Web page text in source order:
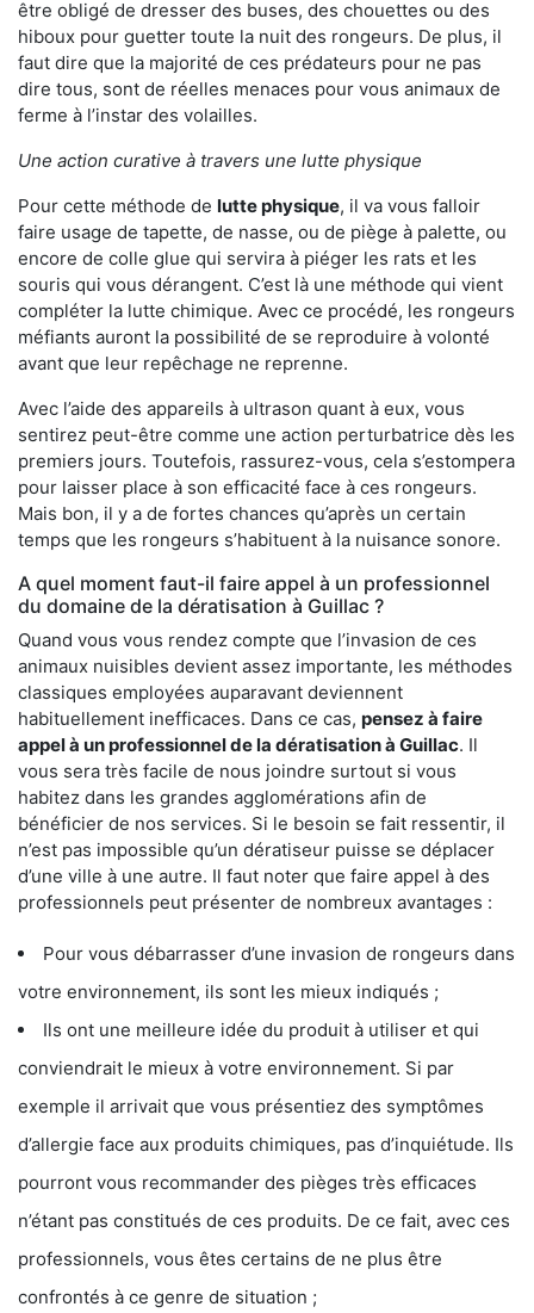
être obligé de dresser des buses, des chouettes ou des
hiboux pour guetter toute la nuit des rongeurs. De plus, il
faut dire que la majorité de ces prédateurs pour ne pas
dire tous, sont de réelles menaces pour vous animaux de
ferme à l’instar des volailles.
Une action curative à travers une lutte physique
Pour cette méthode de lutte physique, il va vous falloir
faire usage de tapette, de nasse, ou de piège à palette, ou
encore de colle glue qui servira à piéger les rats et les
souris qui vous dérangent. C’est là une méthode qui vient
compléter la lutte chimique. Avec ce procédé, les rongeurs
méfiants auront la possibilité de se reproduire à volonté
avant que leur repêchage ne reprenne.
Avec l’aide des appareils à ultrason quant à eux, vous
sentirez peut-être comme une action perturbatrice dès les
premiers jours. Toutefois, rassurez-vous, cela s’estompera
pour laisser place à son efficacité face à ces rongeurs.
Mais bon, il y a de fortes chances qu’après un certain
temps que les rongeurs s’habituent à la nuisance sonore.
A quel moment faut-il faire appel à un professionnel
du domaine de la dératisation à Guillac ?
Quand vous vous rendez compte que l’invasion de ces
animaux nuisibles devient assez importante, les méthodes
classiques employées auparavant deviennent
habituellement inefficaces. Dans ce cas, pensez à faire
appel à un professionnel de la dératisation à Guillac. Il
vous sera très facile de nous joindre surtout si vous
habitez dans les grandes agglomérations afin de
bénéficier de nos services. Si le besoin se fait ressentir, il
n’est pas impossible qu’un dératiseur puisse se déplacer
d’une ville à une autre. Il faut noter que faire appel à des
professionnels peut présenter de nombreux avantages :
Pour vous débarrasser d’une invasion de rongeurs dans
votre environnement, ils sont les mieux indiqués ;
Ils ont une meilleure idée du produit à utiliser et qui
conviendrait le mieux à votre environnement. Si par
exemple il arrivait que vous présentiez des symptômes
d’allergie face aux produits chimiques, pas d’inquiétude. Ils
pourront vous recommander des pièges très efficaces
n’étant pas constitués de ces produits. De ce fait, avec ces
professionnels, vous êtes certains de ne plus être
confrontés à ce genre de situation ;